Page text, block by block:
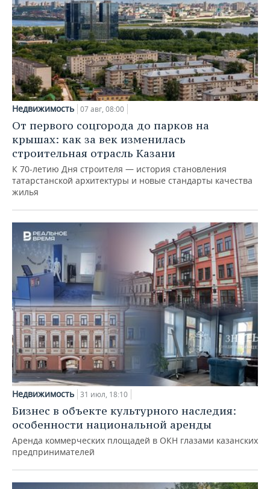
Недвижимость 07 авг, 08:00
От первого соцгорода до парков на
крышах: как за век изменилась
строительная отрасль Казани
К 70-летию Дня строителя — история становления
татарстанской архитектуры и новые стандарты качества
жилья
Недвижимость 31 июл, 18:10
Бизнес в объекте культурного наследия:
особенности национальной аренды
Аренда коммерческих площадей в ОКН глазами казанских
предпринимателей